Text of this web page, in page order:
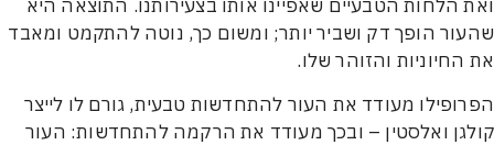
הטבעיים שאפיינו אותו בצעירותנו. התוצאה היא
הופך דק ושביר יותר; ומשום כך, נוטה להתקמט ומאבד
והזוהר שלו.
מעודד את העור להתחדשות טבעית, גורם לו לייצר
ואלסטין – ובכך מעודד את הרקמה להתחדשות: העור